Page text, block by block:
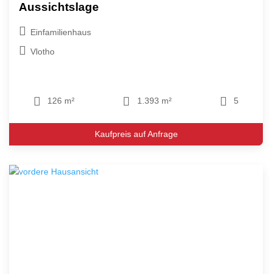
Aussichtslage
Einfamilienhaus
Vlotho
126 m² 1.393 m² 5
Kaufpreis auf Anfrage